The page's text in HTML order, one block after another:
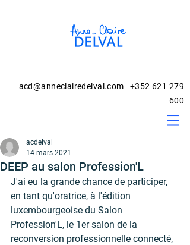
acd@anneclairedelval.com
+352 621 279
600
DEEP au salon Profession'L
acdelval
14 mars 2021
J'ai eu la grande chance de participer,
en tant qu'oratrice, à l'édition
luxembourgeoise du Salon
Profession'L, le 1er salon de la
reconversion professionnelle connecté,